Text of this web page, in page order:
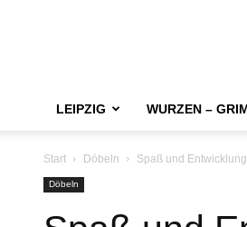
LEIPZIG WURZEN –
Start Döbeln Spaß und
Döbeln